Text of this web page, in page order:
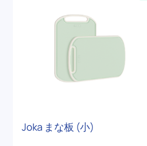
Joka まな板 (小)